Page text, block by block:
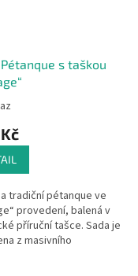
s taškou
tradiční pétanque ve
provedení, balená v
příruční tašce. Sada je
z masivního